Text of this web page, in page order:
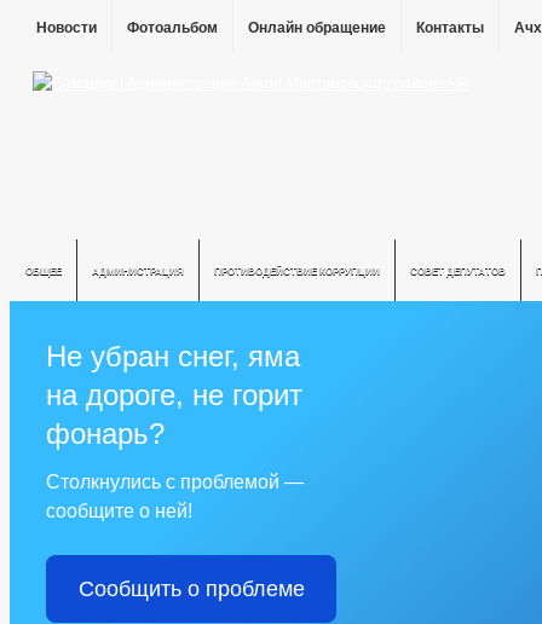
Новости Фотоальбом Онлайн обращение Контакты
ОБЩЕЕ АДМИНИСТРАЦИЯ ПРОТИВОДЕЙСТВИЕ КОРРУПЦИИ СОВЕТ ДЕПУТАТОВ
Не убран снег, яма
на дороге, не горит
фонарь?
Столкнулись с проблемой —
сообщите о ней!
Сообщить о проблеме